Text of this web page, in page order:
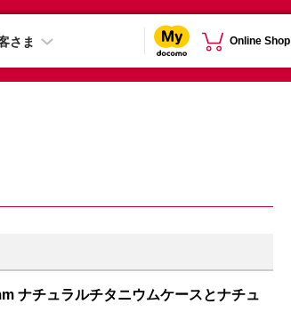
さま Online Shop
ナチュラルチタニウムケースとナチュ